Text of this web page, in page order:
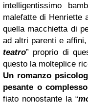
intelligentissimo
malefatte di Henriette
quella macchietta di
ad altri parenti e affini,
teatro” proprio di
questo la molteplice
Un romanzo
pesante o complesso
fiato nonostante la “